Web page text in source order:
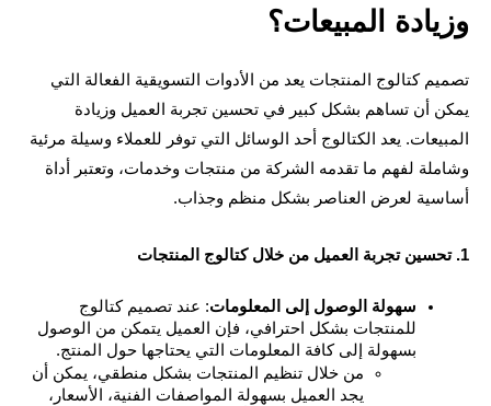
المبيعات؟
تصميم كتالوج المنتجات يعد من الأدوات التسويقية الفعالة التي
المبيعات. يعد الكتالوج أحد الوسائل التي توفر للعملاء وسيلة مرئية
وشاملة لفهم ما تقدمه الشركة من منتجات وخدمات، وتعتبر أداة
لعرض العناصر بشكل منظم وجذاب.
سهولة الوصول إلى المعلومات
: عند تصميم كتالوج
للمنتجات بشكل احترافي، فإن العميل يتمكن من الوصول
بسهولة إلى كافة المعلومات التي يحتاجها حول المنتج.
من خلال تنظيم المنتجات بشكل منطقي، يمكن أن
يجد العميل بسهولة المواصفات الفنية، الأسعار،